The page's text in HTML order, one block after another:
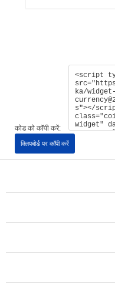
कोड को कॉपी करें:
क्लिपबोर्ड पर कॉपी करें